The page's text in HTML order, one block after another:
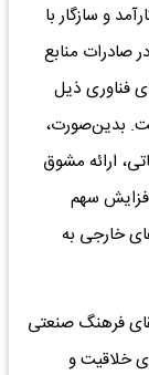
و سازگار با
منابع
فناوری ذیل
بدین‌‌‌صورت،
ارائه مشوق
سهم
خارجی به
فرهنگ صنعتی
خلاقیت و